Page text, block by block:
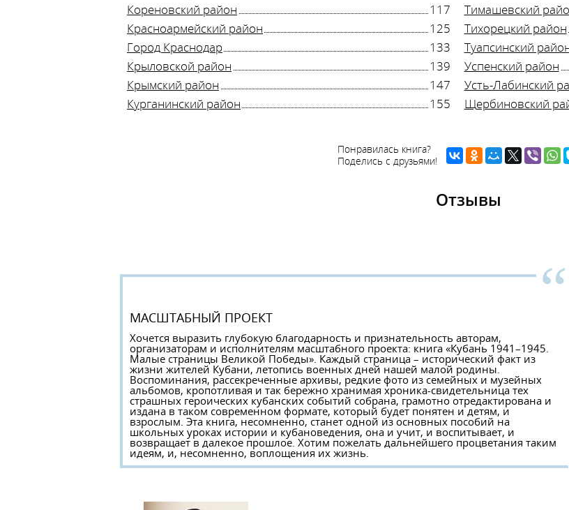
Кореновский район
117
Красноармейский район
125
Город Краснодар
133
Крыловской район
139
Крымский район
147
Курганинский район
155
Тимашевский
Тихорецкий район
Туапсинский
Успенский район
Усть-Лабинский
Щербиновский
Понравилась книга?
Поделись с друзьями!
Отзывы
“
МАСШТАБНЫЙ ПРОЕКТ
Хочется выразить глубокую благодарность и признательность авторам,
организаторам и исполнителям масштабного проекта: книга «Кубань 1941–1945.
Малые страницы Великой Победы». Каждый страница – исторический факт из
жизни жителей Кубани, летопись военных дней нашей малой родины.
Воспоминания, рассекреченные архивы, редкие фото из семейных и музейных
альбомов, кропотливая и так бережно хранимая хроника-свидетельница тех
страшных героических кубанских событий собрана, грамотно отредактирована и
издана в таком современном формате, который будет понятен и детям, и
взрослым. Эта книга, несомненно, станет одной из основных пособий на
школьных уроках истории и кубановедения, она и учит, и воспитывает, и
возвращает в далекое прошлое. Хотим пожелать дальнейшего процветания таким
идеям, и, несомненно, воплощения их жизнь.